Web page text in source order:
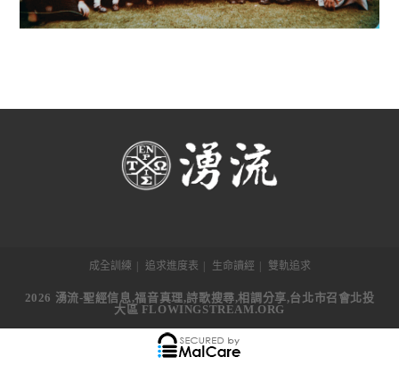
成全訓練 追求進度表 生命讀經 雙軌追求
2026 湧流-聖經信息,福音真理,詩歌搜尋,相調分享,台北市召會北投
大區 FLOWINGSTREAM.ORG